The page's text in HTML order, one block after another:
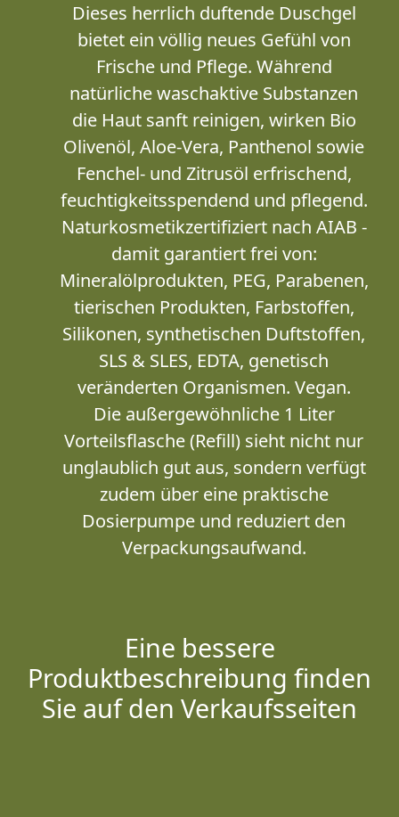
Dieses herrlich duftende Duschgel
bietet ein völlig neues Gefühl von
Frische und Pflege. Während
natürliche waschaktive Substanzen
die Haut sanft reinigen, wirken Bio
Olivenöl, Aloe-Vera, Panthenol sowie
Fenchel- und Zitrusöl erfrischend,
feuchtigkeitsspendend und pflegend.
Naturkosmetikzertifiziert nach AIAB -
damit garantiert frei von:
Mineralölprodukten, PEG, Parabenen,
tierischen Produkten, Farbstoffen,
Silikonen, synthetischen Duftstoffen,
SLS & SLES, EDTA, genetisch
veränderten Organismen. Vegan.
Die außergewöhnliche 1 Liter
Vorteilsflasche (Refill) sieht nicht nur
unglaublich gut aus, sondern verfügt
zudem über eine praktische
Dosierpumpe und reduziert den
Verpackungsaufwand.
Eine bessere
Produktbeschreibung finden
Sie auf den Verkaufsseiten